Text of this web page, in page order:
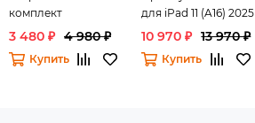
комплект
3 480 ₽ 4 980 ₽
Купить
для iPad 11 (A16) 2025
10 970 ₽ 13 970 ₽
Купить